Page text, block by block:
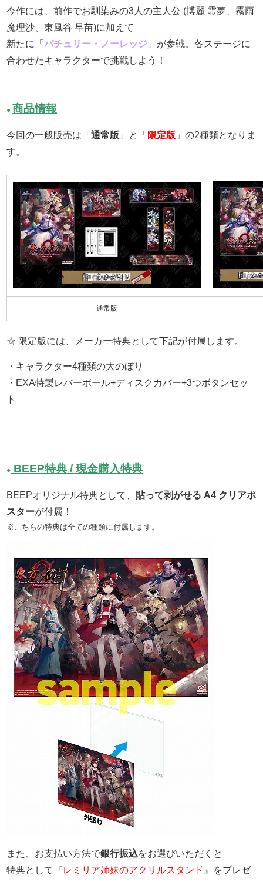
今作には、前作でお馴染みの3人の主人公 (博麗 霊夢、霧雨
魔理沙、東風谷 早苗)に加えて
新たに「パチュリー・ノーレッジ 」が参戦。各ステージに
合わせたキャラクターで挑戦しよう！
● 商品情報
今回の一般販売は「通常版 」と「 限定版 」の2種類となりま
す。
通常版
☆ 限定版には、メーカー特典として下記が付属します。
・キャラクター4種類の大のぼり
・EXA特製レバーボール+ディスクカバー+3つボタンセッ
ト
● BEEP特典 / 現金購入特典
BEEPオリジナル特典として、 貼って剥がせる A4 クリアポ
スターが付属！
※こちらの特典は全ての種類に付属します。
また、お支払い方法で銀行振込をお選びいただくと
特典として『レミリア姉妹のアクリルスタンド 』をプレゼ